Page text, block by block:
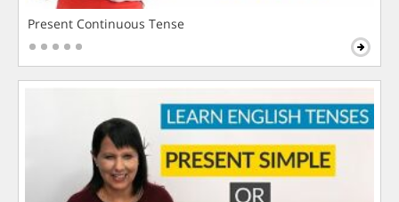
Present Continuous Tense